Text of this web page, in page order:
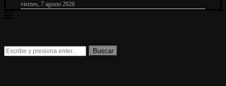
viernes, 7 agosto 2026